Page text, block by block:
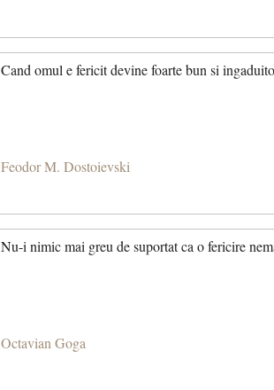
Cand omul e fericit devine foarte bun si
Feodor M. Dostoievski
Nu-i nimic mai greu de suportat ca o fericire
Octavian Goga